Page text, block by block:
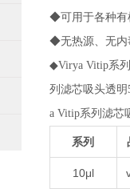
◆可用于各种有
◆无热源、无内
◆Virya Vitip系
列滤芯吸头透明
a Vitip系列滤芯
系列
10μl